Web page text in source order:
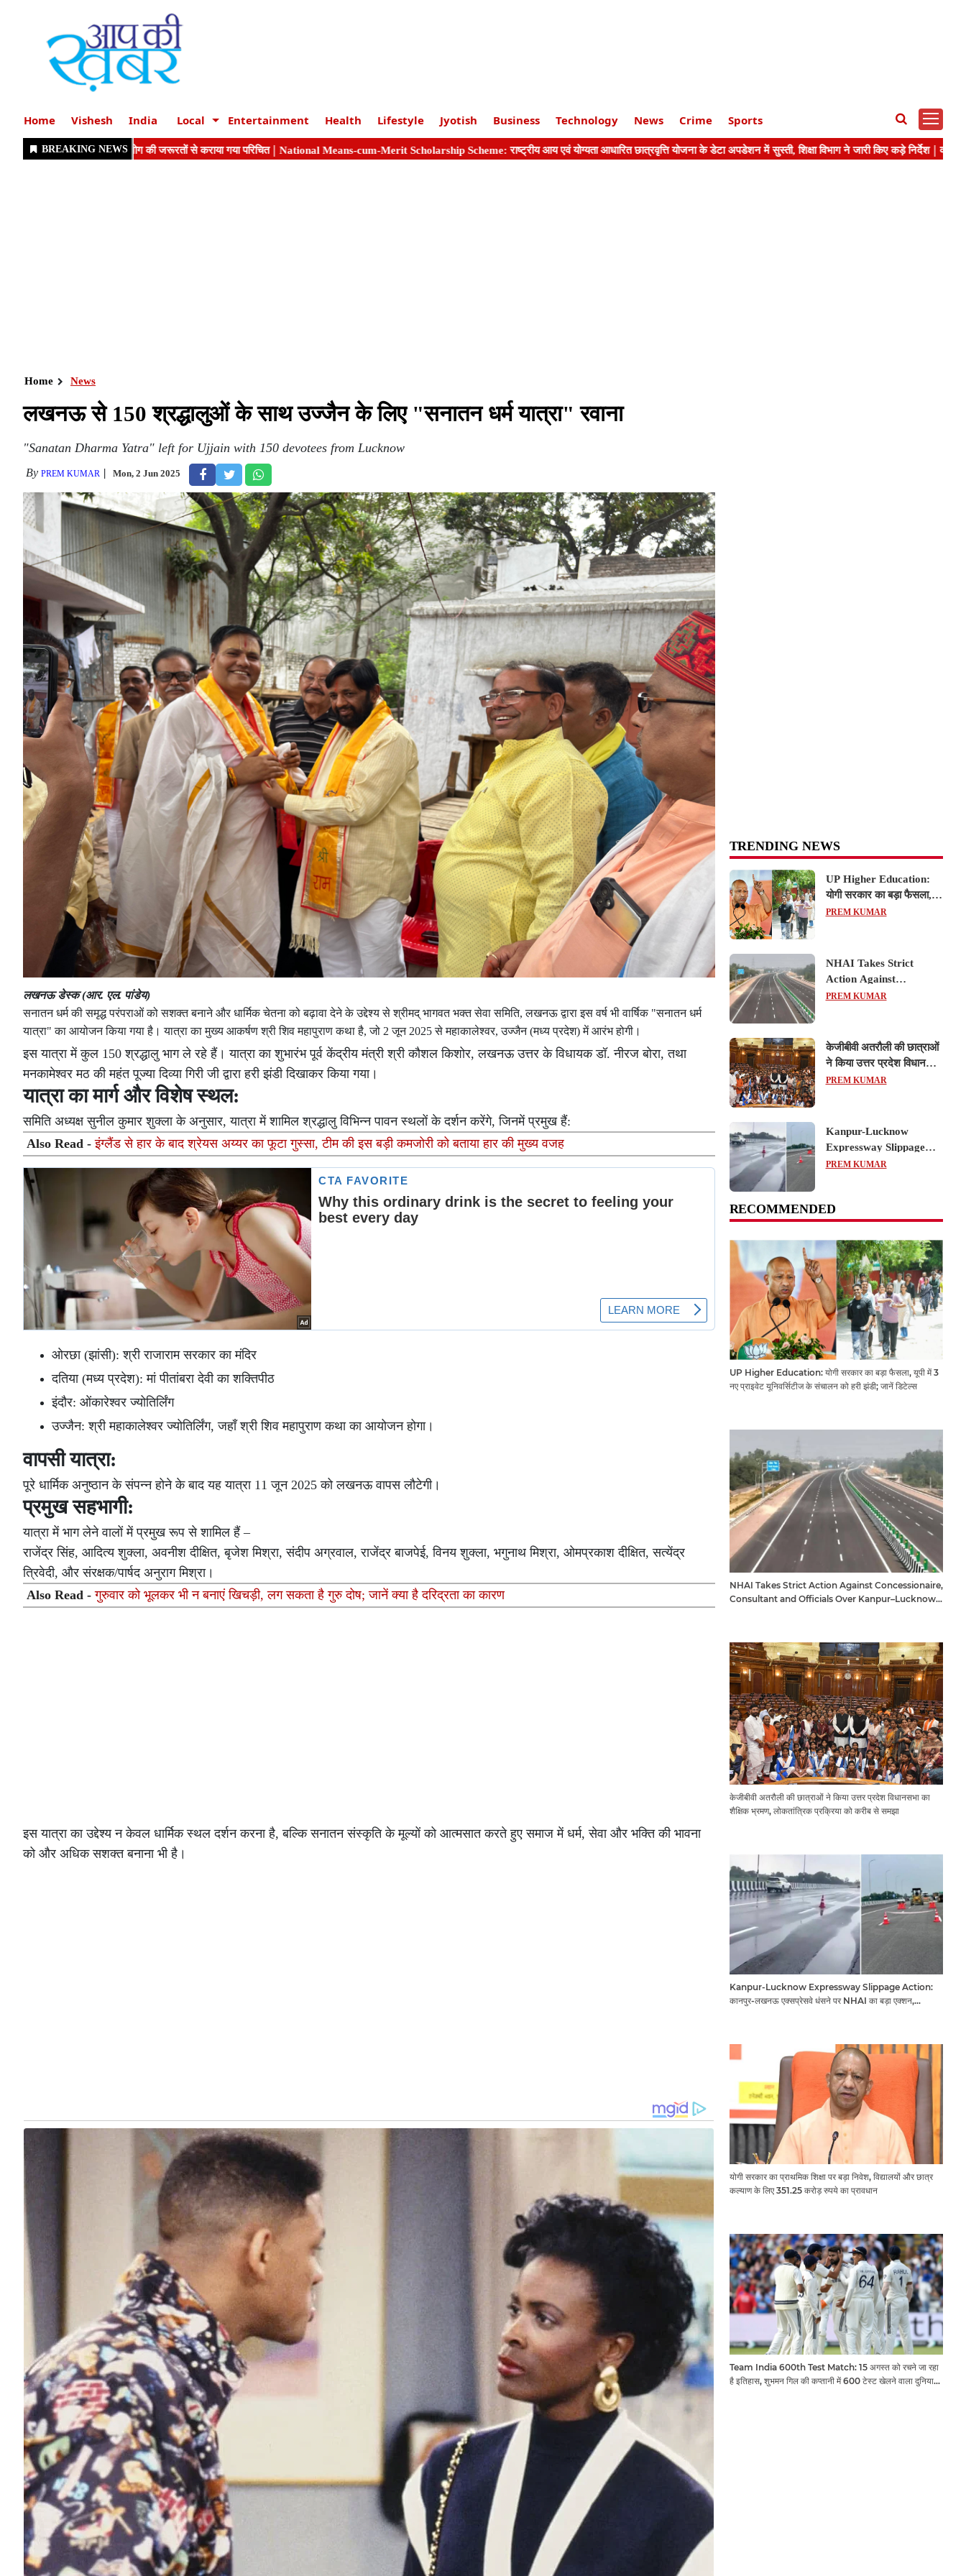
Home Vishesh India Local Entertainment Health Lifestyle Jyotish Business Technology News Crime Sports
Home News
लखनऊ से 150 श्रद्धालुओं के साथ उज्जैन के लिए "सनातन धर्म यात्रा" रवाना
"Sanatan Dharma Yatra" left for Ujjain with 150 devotees from Lucknow
By PREM KUMAR Mon, 2 Jun 2025
लखनऊ डेस्क (आर. एल. पांडेय)
सनातन धर्म की समृद्ध परंपराओं को सशक्त बनाने और धार्मिक चेतना को बढ़ावा देने के उद्देश्य से श्रीमद् भागवत भक्त सेवा समिति, लखनऊ द्वारा इस वर्ष भी वार्षिक "सनातन धर्म
यात्रा" का आयोजन किया गया है। यात्रा का मुख्य आकर्षण श्री शिव महापुराण कथा है, जो 2 जून 2025 से महाकालेश्वर, उज्जैन (मध्य प्रदेश) में आरंभ होगी।
इस यात्रा में कुल 150 श्रद्धालु भाग ले रहे हैं। यात्रा का शुभारंभ पूर्व केंद्रीय मंत्री श्री कौशल किशोर, लखनऊ उत्तर के विधायक डॉ. नीरज बोरा, तथा
मनकामेश्वर मठ की महंत पूज्या दिव्या गिरी जी द्वारा हरी झंडी दिखाकर किया गया।
यात्रा का मार्ग और विशेष स्थल:
समिति अध्यक्ष सुनील कुमार शुक्ला के अनुसार, यात्रा में शामिल श्रद्धालु विभिन्न पावन स्थलों के दर्शन करेंगे, जिनमें प्रमुख हैं:
Also Read -इंग्लैंड से हार के बाद श्रेयस अय्यर का फूटा गुस्सा, टीम की इस बड़ी कमजोरी को बताया हार की मुख्य वजह
ओरछा (झांसी): श्री राजाराम सरकार का मंदिर
दतिया (मध्य प्रदेश): मां पीतांबरा देवी का शक्तिपीठ
इंदौर: ओंकारेश्वर ज्योतिर्लिंग
उज्जैन: श्री महाकालेश्वर ज्योतिर्लिंग, जहाँ श्री शिव महापुराण कथा का आयोजन होगा।
वापसी यात्रा:
पूरे धार्मिक अनुष्ठान के संपन्न होने के बाद यह यात्रा 11 जून 2025 को लखनऊ वापस लौटेगी।
प्रमुख सहभागी:
यात्रा में भाग लेने वालों में प्रमुख रूप से शामिल हैं –
राजेंद्र सिंह, आदित्य शुक्ला, अवनीश दीक्षित, बृजेश मिश्रा, संदीप अग्रवाल, राजेंद्र बाजपेई, विनय शुक्ला, भगुनाथ मिश्रा, ओमप्रकाश दीक्षित, सत्येंद्र
त्रिवेदी, और संरक्षक/पार्षद अनुराग मिश्रा।
Also Read -गुरुवार को भूलकर भी न बनाएं खिचड़ी, लग सकता है गुरु दोष; जानें क्या है दरिद्रता का कारण
इस यात्रा का उद्देश्य न केवल धार्मिक स्थल दर्शन करना है, बल्कि सनातन संस्कृति के मूल्यों को आत्मसात करते हुए समाज में धर्म, सेवा और भक्ति की भावना
को और अधिक सशक्त बनाना भी है।
TRENDING NEWS
UP Higher Education:
योगी सरकार का बड़ा फैसला,
यूपी में 3 नए प्राइवेट
PREM KUMAR
NHAI Takes Strict
Action Against
Concessionaire,
Expressway Issues
PREM KUMAR
केजीबीवी अतरौली की छात्राओं
ने किया उत्तर प्रदेश विधानसभा
का शैक्षिक भ्रमण, लोकतांत्रिक
PREM KUMAR
Kanpur-Lucknow
Expressway Slippage
Action: कानपुर-लखनऊ
और कंपनियों पर गिरी गाज,
PREM KUMAR
RECOMMENDED
UP Higher Education: योगी सरकार का बड़ा फैसला, यूपी में 3
नए प्राइवेट यूनिवर्सिटीज के संचालन को हरी झंडी; जानें डिटेल्स
NHAI Takes Strict Action Against Concessionaire,
Consultant and Officials Over Kanpur–Lucknow
केजीबीवी अतरौली की छात्राओं ने किया उत्तर प्रदेश विधानसभा का
शैक्षिक भ्रमण, लोकतांत्रिक प्रक्रिया को करीब से समझा
Kanpur-Lucknow Expressway Slippage Action:
कानपुर-लखनऊ एक्सप्रेसवे धंसने पर NHAI का बड़ा एक्शन,
योगी सरकार का प्राथमिक शिक्षा पर बड़ा निवेश, विद्यालयों और छात्र
कल्याण के लिए 351.25 करोड़ रुपये का प्रावधान
Team India 600th Test Match: 15 अगस्त को रचने जा रहा
है इतिहास, शुभमन गिल की कप्तानी में 600 टेस्ट खेलने वाला दुनिया